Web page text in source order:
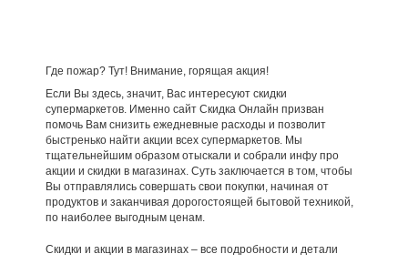
Где пожар? Тут! Внимание, горящая акция!
Если Вы здесь, значит, Вас интересуют скидки
супермаркетов. Именно сайт Скидка Онлайн призван
помочь Вам снизить ежедневные расходы и позволит
быстренько найти акции всех супермаркетов. Мы
тщательнейшим образом отыскали и собрали инфу про
акции и скидки в магазинах. Суть заключается в том, чтобы
Вы отправлялись совершать свои покупки, начиная от
продуктов и заканчивая дорогостоящей бытовой техникой,
по наиболее выгодным ценам.
Скидки и акции в магазинах – все подробности и детали